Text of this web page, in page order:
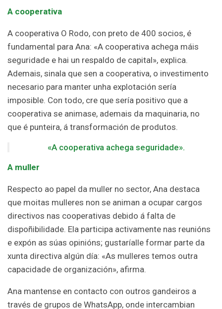
A cooperativa
A cooperativa O Rodo, con preto de 400 socios, é
fundamental para Ana: «A cooperativa achega máis
seguridade e hai un respaldo de capital», explica.
Ademais, sinala que sen a cooperativa, o investimento
necesario para manter unha explotación sería
imposible. Con todo, cre que sería positivo que a
cooperativa se animase, ademais da maquinaria, no
que é punteira, á transformación de produtos.
«A cooperativa achega seguridade».
A muller
Respecto ao papel da muller no sector, Ana destaca
que moitas mulleres non se animan a ocupar cargos
directivos nas cooperativas debido á falta de
dispoñibilidade. Ela participa activamente nas reunións
e expón as súas opinións; gustaríalle formar parte da
xunta directiva algún día: «As mulleres temos outra
capacidade de organización», afirma.
Ana mantense en contacto con outros gandeiros a
través de grupos de WhatsApp, onde intercambian